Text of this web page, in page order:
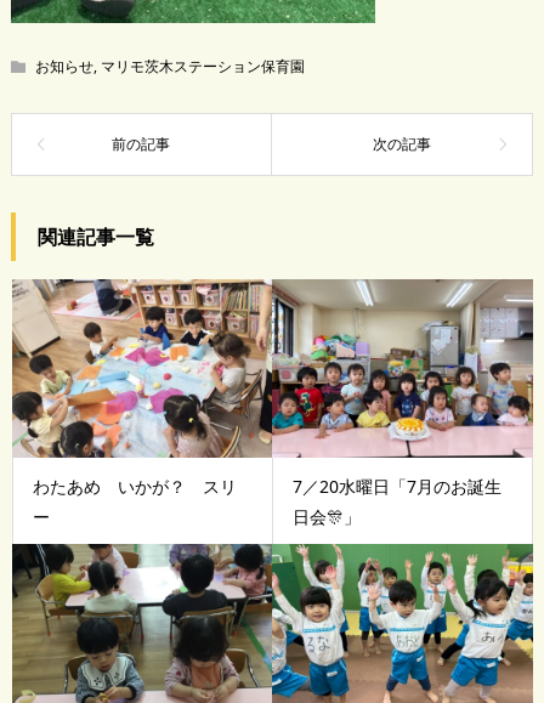
お知らせ, マリモ茨木ステーション保育園
関連記事一覧
わたあめ いかが？ スリ
ー
7／20水曜日「7月のお誕生
日会🎊」